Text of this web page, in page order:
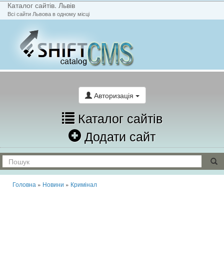
Каталог сайтів. Львів
Всі сайти Львова в одному місці
Авторизація
Каталог сайтів
Додати сайт
Головна » Новини » Кримінал